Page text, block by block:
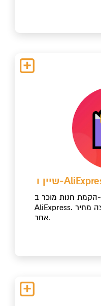
הקמת חנות מוכר ב-Shein Marketplace וב-
AliExpress. גישה למיליוני לקוחות בקצה מחיר
אחר.